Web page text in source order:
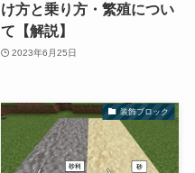
け方と乗り方・繁殖につい
て【解説】
2023年6月25日
装飾ブロック